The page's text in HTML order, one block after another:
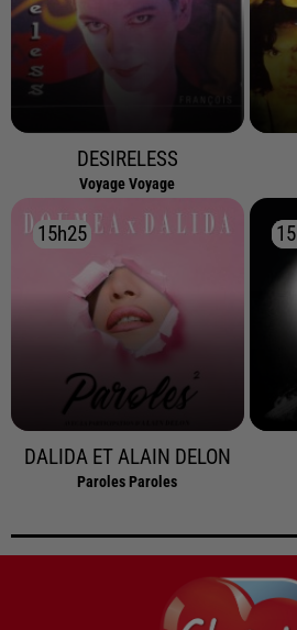
DESIRELESS
Voyage Voyage
15h25
15h25
DALIDA ET ALAIN DELON
Paroles Paroles